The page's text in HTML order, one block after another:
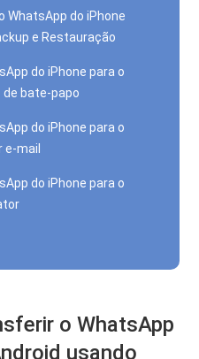
WhatsApp do iPhone
e Restauração
do iPhone para o
de bate-papo
do iPhone para o
e-mail
do iPhone para o
o WhatsApp
usando